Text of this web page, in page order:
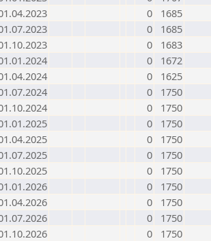
0
1685
0
1685
0
1683
0
1672
0
1625
0
1750
0
1750
0
1750
0
1750
0
1750
0
1750
0
1750
0
1750
0
1750
0 1750